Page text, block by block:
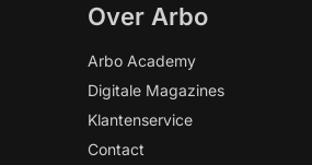
Over Arbo
Arbo Academy
Digitale Magazines
Klantenservice
Contact